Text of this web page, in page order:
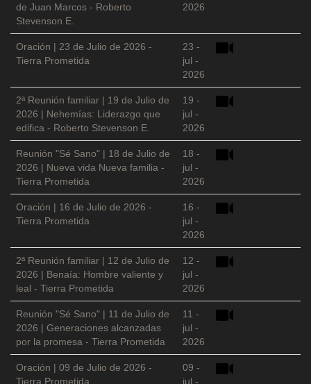
de Juan Marcos - Roberto
Stevenson E.
2026
Oración | 23 de Julio de 2026 -
Tierra Prometida
23 -
jul -
2026
2ª Reunión familiar | 19 de Julio de
2026 | Nehemías: Liderazgo que
edifica - Roberto Stevenson E.
19 -
jul -
2026
Reunión "Sé Sano" | 18 de Julio de
2026 | Nueva vida Nueva familia -
Tierra Prometida
18 -
jul -
2026
Oración | 16 de Julio de 2026 -
Tierra Prometida
16 -
jul -
2026
2ª Reunión familiar | 12 de Julio de
2026 | Benaía: Hombre valiente y
leal - Tierra Prometida
12 -
jul -
2026
Reunión "Sé Sano" | 11 de Julio de
2026 | Generaciones alcanzadas
por la promesa - Tierra Prometida
11 -
jul -
2026
Oración | 09 de Julio de 2026 -
Tierra Prometida
09 -
jul -